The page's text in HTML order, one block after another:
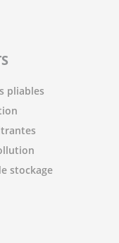
pliables
stockage